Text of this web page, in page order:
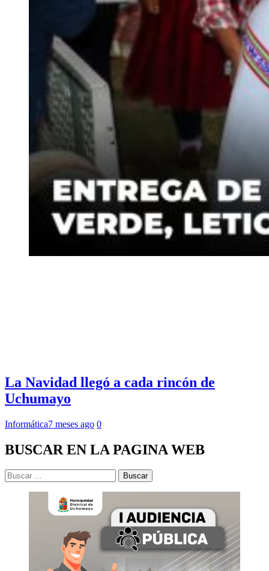
La Navidad llegó a cada rincón de
Uchumayo
Informática7 meses ago 0
BUSCAR EN LA PAGINA WEB
Buscar: